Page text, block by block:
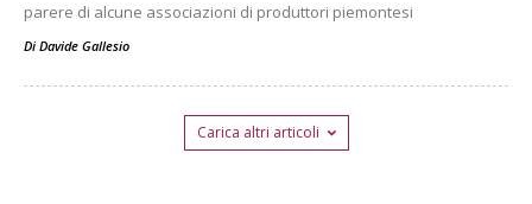
parere di alcune associazioni di produttori piemontesi
Di Davide Gallesio
Carica altri articoli